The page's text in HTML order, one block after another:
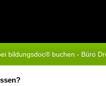
bildungsdoc® buchen - Büro